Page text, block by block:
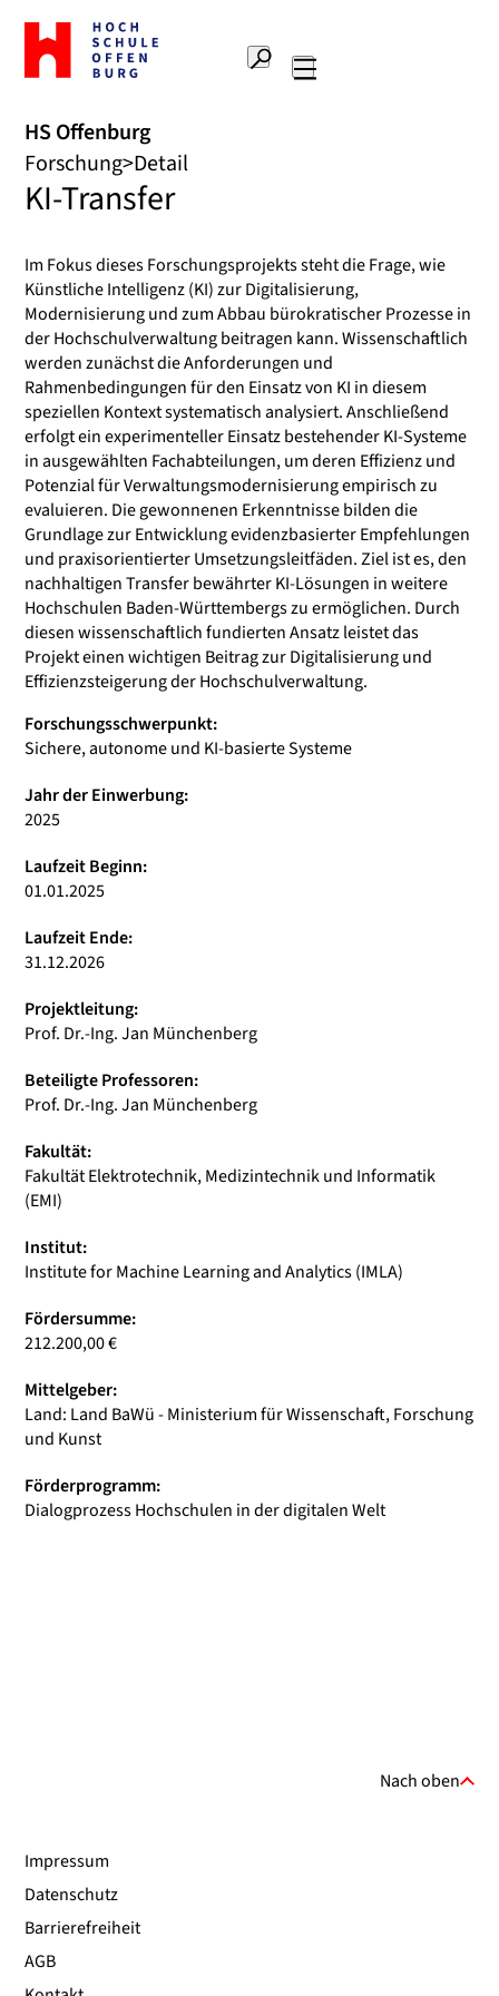
Zur
Startseite
Hochschule
Suche
HS Offenburg
Forschung Detail
KI-Transfer
Im Fokus dieses Forschungsprojekts steht die Frage, wie
Künstliche Intelligenz (KI) zur Digitalisierung,
Modernisierung und zum Abbau bürokratischer Prozesse in
der Hochschulverwaltung beitragen kann. Wissenschaftlich
werden zunächst die Anforderungen und
Rahmenbedingungen für den Einsatz von KI in diesem
speziellen Kontext systematisch analysiert. Anschließend
erfolgt ein experimenteller Einsatz bestehender KI-Systeme
in ausgewählten Fachabteilungen, um deren Effizienz und
Potenzial für Verwaltungsmodernisierung empirisch zu
evaluieren. Die gewonnenen Erkenntnisse bilden die
Grundlage zur Entwicklung evidenzbasierter Empfehlungen
und praxisorientierter Umsetzungsleitfäden. Ziel ist es, den
nachhaltigen Transfer bewährter KI-Lösungen in weitere
Hochschulen Baden-Württembergs zu ermöglichen. Durch
diesen wissenschaftlich fundierten Ansatz leistet das
Projekt einen wichtigen Beitrag zur Digitalisierung und
Effizienzsteigerung der Hochschulverwaltung.
Forschungsschwerpunkt:
Sichere, autonome und KI-basierte Systeme
Jahr der Einwerbung:
2025
Laufzeit Beginn:
01.01.2025
Laufzeit Ende:
31.12.2026
Projektleitung:
Prof. Dr.-Ing. Jan Münchenberg
Beteiligte Professoren:
Prof. Dr.-Ing. Jan Münchenberg
Fakultät:
Fakultät Elektrotechnik, Medizintechnik und Informatik
(EMI)
Institut:
Institute for Machine Learning and Analytics (IMLA)
Fördersumme:
212.200,00 €
Mittelgeber:
Land: Land BaWü - Ministerium für Wissenschaft, Forschung
und Kunst
Förderprogramm:
Dialogprozess Hochschulen in der digitalen Welt
Nach oben
Impressum
Datenschutz
Barrierefreiheit
AGB